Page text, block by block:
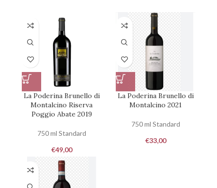
La Poderina Brunello di
Montalcino Riserva
Poggio Abate 2019
750 ml Standard
€49,00
La Poderina Brunello di
Montalcino 2021
750 ml Standard
€33,00